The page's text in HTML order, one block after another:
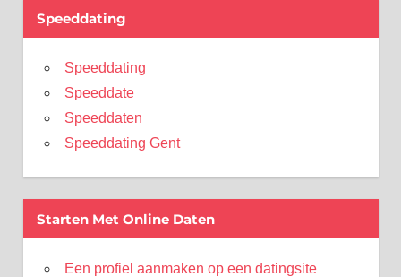
Speeddating
Speeddating
Speeddate
Speeddaten
Speeddating Gent
Starten Met Online Daten
Een profiel aanmaken op een datingsite